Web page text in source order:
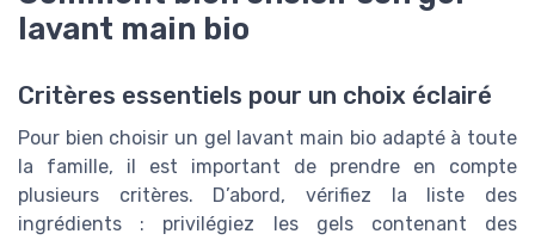
lavant main bio
Critères essentiels pour un choix éclairé
Pour bien choisir un gel lavant main bio adapté à toute
la famille, il est important de prendre en compte
plusieurs critères. D’abord, vérifiez la liste des
ingrédients : privilégiez les gels contenant des